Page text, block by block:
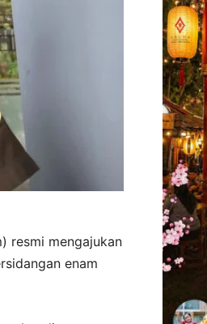
resmi mengajukan
enam